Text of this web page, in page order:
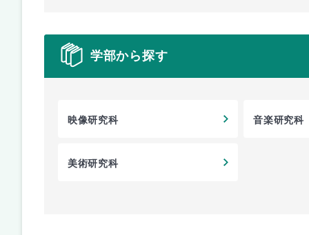
学部から探す
映像研究科 音楽研究科
美術研究科